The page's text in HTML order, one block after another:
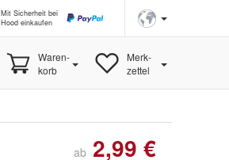
Mit Sicherheit bei
Hood einkaufen
Waren-
korb
Merk-
zettel
ab 2,99 €